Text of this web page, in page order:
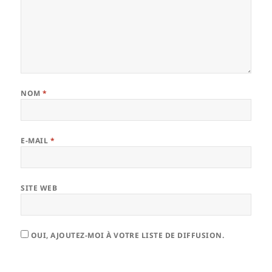
NOM*
E-MAIL *
SITE WEB
OUI, AJOUTEZ-MOI À VOTRE LISTE DE DIFFUSION.